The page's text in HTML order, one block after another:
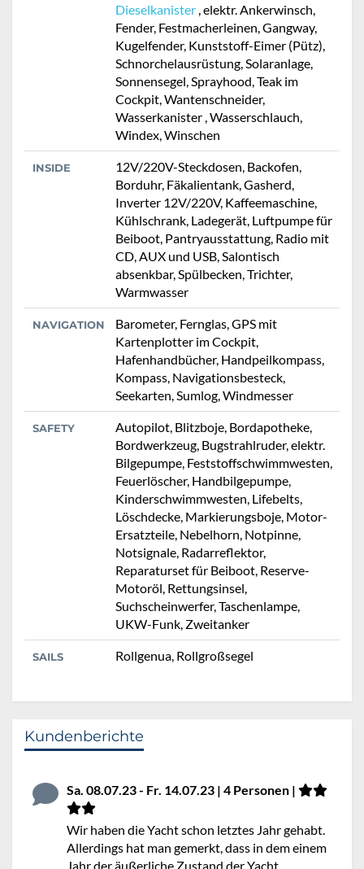
Dieselkanister , elektr. Ankerwinsch,
Fender, Festmacherleinen, Gangway,
Kugelfender, Kunststoff-Eimer (Pütz),
Schnorchelausrüstung, Solaranlage,
Sonnensegel, Sprayhood, Teak im
Cockpit, Wantenschneider,
Wasserkanister , Wasserschlauch,
Windex, Winschen
INSIDE
12V/220V-Steckdosen, Backofen,
Borduhr, Fäkalientank, Gasherd,
Inverter 12V/220V, Kaffeemaschine,
Kühlschrank, Ladegerät, Luftpumpe für
Beiboot, Pantryausstattung, Radio mit
CD, AUX und USB, Salontisch
absenkbar, Spülbecken, Trichter,
Warmwasser
NAVIGATION
Barometer, Fernglas, GPS mit
Kartenplotter im Cockpit,
Hafenhandbücher, Handpeilkompass,
Kompass, Navigationsbesteck,
Seekarten, Sumlog, Windmesser
SAFETY
Autopilot, Blitzboje, Bordapotheke,
Bordwerkzeug, Bugstrahlruder, elektr.
Bilgepumpe, Feststoffschwimmwesten,
Feuerlöscher, Handbilgepumpe,
Kinderschwimmwesten, Lifebelts,
Löschdecke, Markierungsboje, Motor-
Ersatzteile, Nebelhorn, Notpinne,
Notsignale, Radarreflektor,
Reparaturset für Beiboot, Reserve-
Motoröl, Rettungsinsel,
Suchscheinwerfer, Taschenlampe,
UKW-Funk, Zweitanker
SAILS Rollgenua, Rollgroßsegel
Kundenberichte
Sa. 08.07.23 - Fr. 14.07.23 | 4 Personen |
Wir haben die Yacht schon letztes Jahr gehabt.
Allerdings hat man gemerkt, dass in dem einem
Jahr der äußerliche Zustand der Yacht